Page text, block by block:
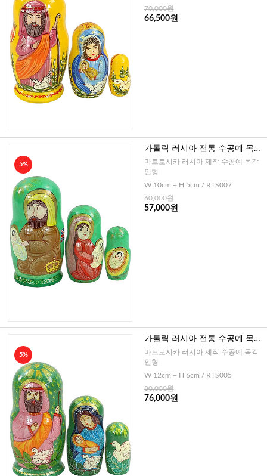
70,000원
66,500원
5%
가톨릭 러시아 전통 수공예 목각
인형 NO.7
마트로시카 러시아 제작 수공예 목각
인형
W 10cm + H 5cm / RTS007
60,000원
57,000원
5%
가톨릭 러시아 전통 수공예 목각
인형 NO.5
마트로시카 러시아 제작 수공예 목각
인형
W 12cm + H 6cm / RTS005
80,000원
76,000원